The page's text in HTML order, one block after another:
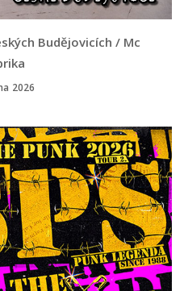
Budějovicích / Mc
2026